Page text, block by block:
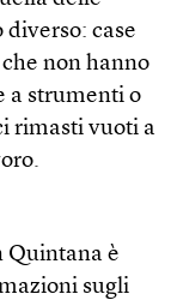
case
non hanno
a strumenti o
rimasti vuoti a
Quintana è
sugli